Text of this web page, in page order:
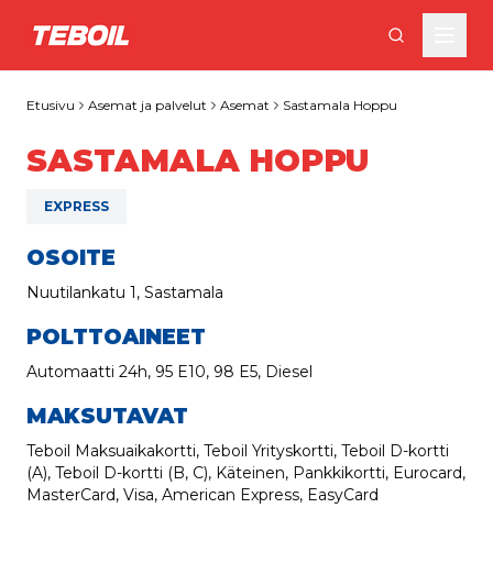
Siirry pääsisältöön
Etusivu Asemat ja palvelut Asemat Sastamala Hoppu
SASTAMALA HOPPU
EXPRESS
OSOITE
Nuutilankatu 1, Sastamala
POLTTOAINEET
Automaatti 24h, 95 E10, 98 E5, Diesel
MAKSUTAVAT
Teboil Maksuaikakortti, Teboil Yrityskortti, Teboil D-kortti
(A), Teboil D-kortti (B, C), Käteinen, Pankkikortti, Eurocard,
MasterCard, Visa, American Express, EasyCard